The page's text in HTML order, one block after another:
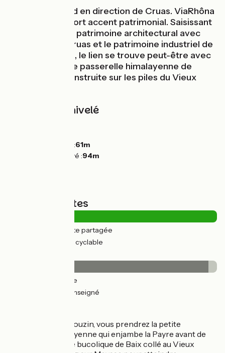
Vous filez au sud en direction de Cruas. ViaRhôna
prend alors un fort accent patrimonial. Saisissant
contraste entre patrimoine architectural avec
l'abbatiale de Cruas et le patrimoine industriel de
ses cimenteries, le lien se trouve peut-être avec
la toute nouvelle passerelle himalayenne de
Rochemaure construite sur les piles du Vieux
Pentes et dénivelé
Point le plus bas :61m
Point le plus élevé :94m
Types de routes
(24%) Route partagée
(76%) Voie cyclable
(96%) Lisse
(4%) Non renseigné
À la sortie de Le Pouzin, vous prendrez la petite
passerelle hymalayenne qui enjambe la Payre avant de
rejoindre le village bucolique de Baix collé au Vieux